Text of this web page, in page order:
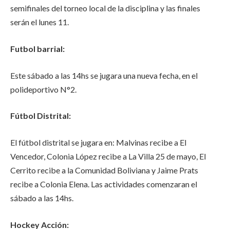
semifinales del torneo local de la disciplina y las finales
serán el lunes 11.
Futbol barrial:
Este sábado a las 14hs se jugara una nueva fecha, en el
polideportivo N°2.
Fútbol Distrital:
El fútbol distrital se jugara en: Malvinas recibe a El
Vencedor, Colonia López recibe a La Villa 25 de mayo, El
Cerrito recibe a la Comunidad Boliviana y Jaime Prats
recibe a Colonia Elena. Las actividades comenzaran el
sábado a las 14hs.
Hockey Acción: